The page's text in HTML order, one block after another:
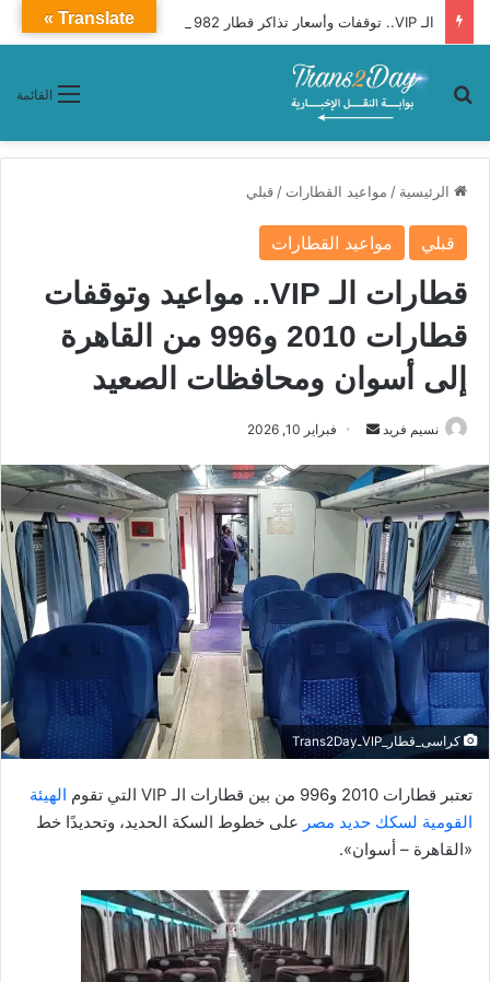
الـ VIP.. توقفات وأسعار تذاكر قطار 982 «القاهرة ـ جرجا»
القائمة بحث عن
الرئيسية / مواعيد القطارات / قبلي
قبلي مواعيد القطارات
قطارات الـ VIP.. مواعيد وتوقفات
قطارات 2010 و996 من القاهرة
إلى أسوان ومحافظات الصعيد
نسيم فريد
س
ل
ب
ر
ي
د
ا
ك
ت
و
ن
ي
فبراير 10, 2026
كراسى_قطار_VIPـTrans2Day
تعتبر قطارات 2010 و996 من بين قطارات الـ VIP التي تقوم
الهيئة
القومية لسكك حديد مصر على خطوط السكة الحديد، وتحديدًا خط
«القاهرة – أسوان».
Translate »